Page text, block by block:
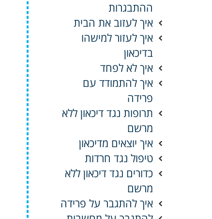
ההתבגרות
איך לעזוב את הבית
איך לעזור למישהו
בדיכאון
איך לא לפחד
איך להתמודד עם
פרידה
תרופות נגד דיכאון ללא
מרשם
איך יוצאים מדיכאון
טיפול נגד חרדות
כדורים נגד דיכאון ללא
מרשם
איך להתגבר על פרידה